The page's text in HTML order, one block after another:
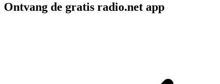
Ontvang de gratis radio.net app